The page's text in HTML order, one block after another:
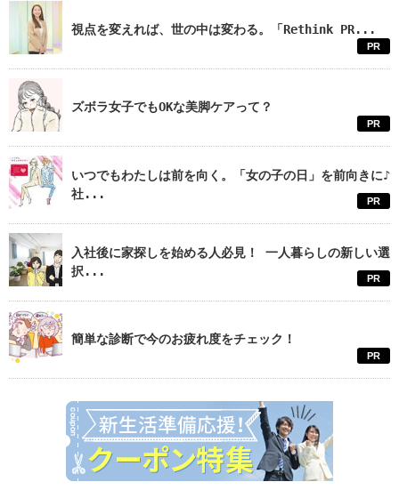
視点を変えれば、世の中は変わる。「Rethink PR...
PR
ズボラ女子でもOKな美脚ケアって？
PR
いつでもわたしは前を向く。「女の子の日」を前向きに♪
社...
PR
入社後に家探しを始める人必見！ 一人暮らしの新しい選
択...
PR
簡単な診断で今のお疲れ度をチェック！
PR